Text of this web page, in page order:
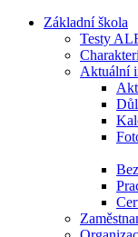
Základní škola
Testy
Aktuální